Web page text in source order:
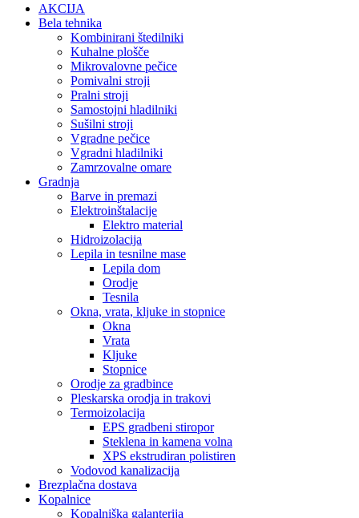
AKCIJA
Bela tehnika
Kombinirani štedilniki
Kuhalne plošče
Mikrovalovne pečice
Pomivalni stroji
Pralni stroji
Samostojni hladilniki
Sušilni stroji
Vgradne pečice
Vgradni hladilniki
Zamrzovalne omare
Gradnja
Barve in premazi
Elektroinštalacije
Elektro material
Hidroizolacija
Lepila in tesnilne mase
Lepila dom
Orodje
Tesnila
Okna, vrata, kljuke in stopnice
Okna
Vrata
Kljuke
Stopnice
Orodje za gradbince
Pleskarska orodja in trakovi
Termoizolacija
EPS gradbeni stiropor
Steklena in kamena volna
XPS ekstrudiran polistiren
Vodovod kanalizacija
Brezplačna dostava
Kopalnice
Kopalniška galanterija